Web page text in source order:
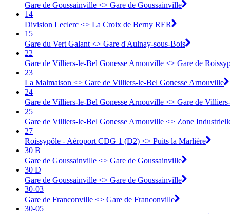
Gare de Goussainville <> Gare de Goussainville
14
Division Leclerc <> La Croix de Berny RER
15
Gare du Vert Galant <> Gare d'Aulnay-sous-Bois
22
Gare de Villiers-le-Bel Gonesse Arnouville <> Gare de
23
La Malmaison <> Gare de Villiers-le-Bel Gonesse Arnouville
24
Gare de Villiers-le-Bel Gonesse Arnouville <> Gare de
25
Gare de Villiers-le-Bel Gonesse Arnouville <> Zone
27
Roissypôle - Aéroport CDG 1 (D2) <> Puits la Marlière
30 B
Gare de Goussainville <> Gare de Goussainville
30 D
Gare de Goussainville <> Gare de Goussainville
30-03
Gare de Franconville <> ︎Gare de Franconville
30-05